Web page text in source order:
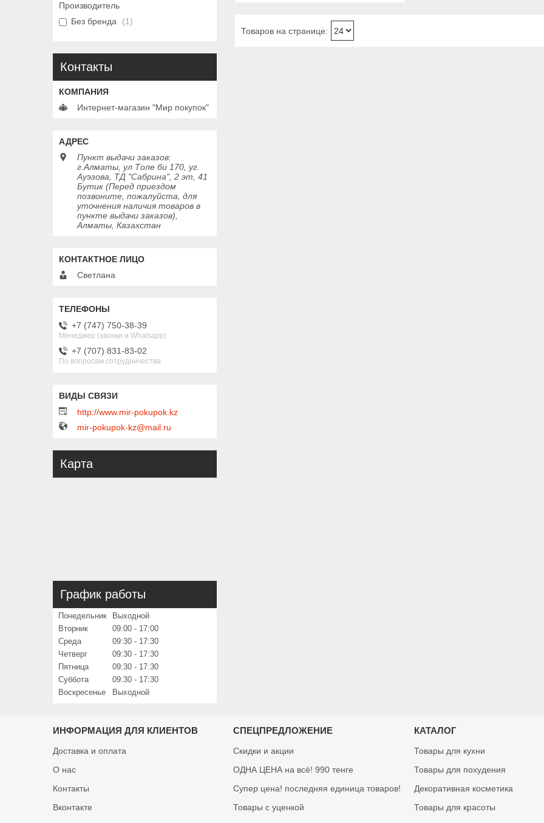
Производитель
Без бренда
1
Контакты
Интернет-магазин "Мир покупок"
Пункт выдачи заказов:
г.Алматы, ул Толе би 170, уг.
Ауэзова, ТД "Сабрина", 2 эт, 41
Бутик (Перед приездом
позвоните, пожалуйста, для
уточнения наличия товаров в
пункте выдачи заказов),
Алматы, Казахстан
Светлана
+7 (747) 750-38-39
Менеджер (звонки и Whatsapp)
+7 (707) 831-83-02
По вопросам сотрудничества
http://www.mir-pokupok.kz
mir-pokupok-kz@mail.ru
Карта
График работы
Понедельник
Выходной
Вторник
09:00
17:00
Среда
09:30
17:30
Четверг
09:30
17:30
Пятница
09:30
17:30
Суббота
09:30
17:30
Воскресенье
Выходной
ИНФОРМАЦИЯ ДЛЯ КЛИЕНТОВ
Доставка и оплата
О нас
Контакты
Вконтакте
СПЕЦПРЕДЛОЖЕНИЕ
Скидки и акции
ОДНА ЦЕНА на всё! 990 тенге
Супер цена! последняя единица товаров!
Товары с уценкой
КАТАЛОГ
Товары для кухни
Товары для похудения
Декоративная косметика
Товары для красоты